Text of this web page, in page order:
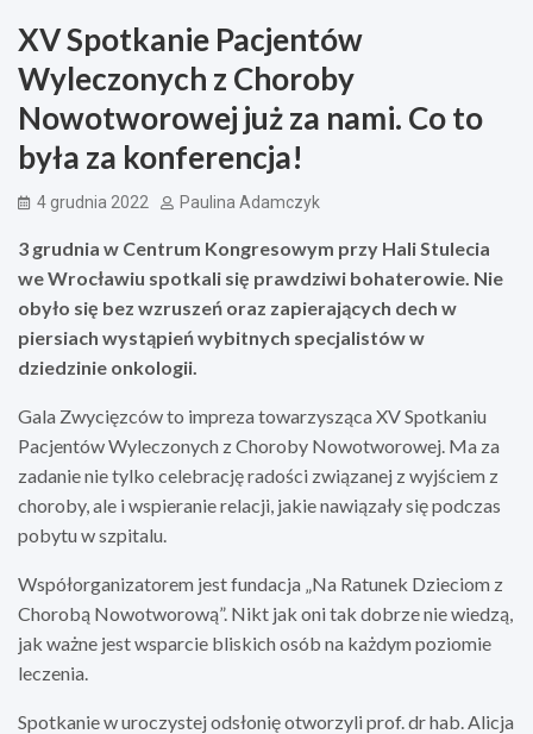
XV Spotkanie Pacjentów
Wyleczonych z Choroby
Nowotworowej już za nami. Co to
była za konferencja!
4 grudnia 2022 Paulina Adamczyk
3 grudnia w Centrum Kongresowym przy Hali Stulecia
we Wrocławiu spotkali się prawdziwi bohaterowie. Nie
obyło się bez wzruszeń oraz zapierających dech w
piersiach wystąpień wybitnych specjalistów w
dziedzinie onkologii.
Gala Zwycięzców to impreza towarzysząca XV Spotkaniu
Pacjentów Wyleczonych z Choroby Nowotworowej. Ma za
zadanie nie tylko celebrację radości związanej z wyjściem z
choroby, ale i wspieranie relacji, jakie nawiązały się podczas
pobytu w szpitalu.
Współorganizatorem jest fundacja „Na Ratunek Dzieciom z
Chorobą Nowotworową”. Nikt jak oni tak dobrze nie wiedzą,
jak ważne jest wsparcie bliskich osób na każdym poziomie
leczenia.
Spotkanie w uroczystej odsłonię otworzyli prof. dr hab. Alicja